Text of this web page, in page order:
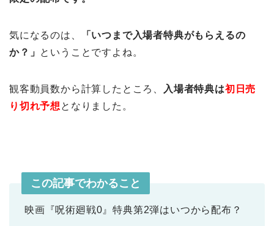
気になるのは、
「いつまで入場者特典がもらえるの
か？」 ということですよね。
観客動員数から計算したところ、 入場者特典は初日売
り切れ予想 となりました。
この記事でわかること
映画『呪術廻戦0』特典第2弾はいつから配布？